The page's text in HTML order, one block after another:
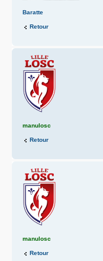
Baratte
Retour
manulosc
Retour
manulosc
Retour